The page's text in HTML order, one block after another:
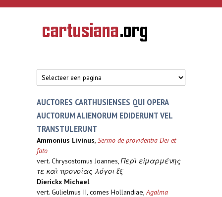
Overslaan en naar de inhoud gaan
CARTUSIANA
Geschiedenis
van de
AUCTORES CARTHUSIENSES QUI OPERA
AUCTORUM ALIENORUM EDIDERUNT VEL
TRANSTULERUNT
Ammonius Livinus, Sermo de providentia Dei et
fato
vert. Chrysostomus Joannes,Περὶ εἱμαρμένης
τε καὶ προνοίας λόγοι ἕξ
Dierickx Michael
vert. Gulielmus II, comes Hollandiae,Agalma